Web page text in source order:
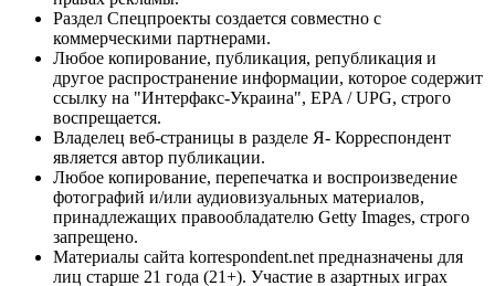
Раздел Спецпроекты создается совместно с
коммерческими партнерами.
Любое копирование, публикация, републикация и
другое распространение информации, которое содержит
ссылку на "Интерфакс-Украина", EPA / UPG, строго
воспрещается.
Владелец веб-страницы в разделе Я- Корреспондент
является автор публикации.
Любое копирование, перепечатка и воспроизведение
фотографий и/или аудиовизуальных материалов,
принадлежащих правообладателю Getty Images, строго
запрещено.
Материалы сайта korrespondent.net предназначены для
лиц старше 21 года (21+). Участие в азартных играх